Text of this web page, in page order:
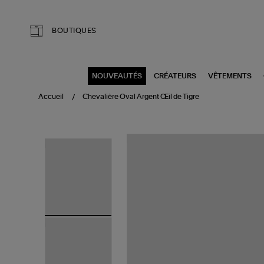
BOUTIQUES
NOUVEAUTÉS CRÉATEURS VÊTEMENTS
Accueil Chevalière Oval Argent Œil de Tigre